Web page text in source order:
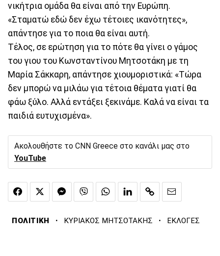
νικήτρια ομάδα θα είναι από την Ευρώπη.
«Σταματώ εδώ δεν έχω τέτοιες ικανότητες»,
απάντησε για το ποια θα είναι αυτή.
Τέλος, σε ερώτηση για το πότε θα γίνει ο γάμος
του γιου του Κωνσταντίνου Μητσοτάκη με τη
Μαρία Σάκκαρη, απάντησε χιουμοριστικά: «Τώρα
δεν μπορώ να μιλάω για τέτοια θέματα γιατί θα
φάω ξύλο. Αλλά εντάξει ξεκινάμε. Καλά να είναι τα
παιδιά ευτυχισμένα».
Ακολουθήστε το CNN Greece στο κανάλι μας στο
YouTube
ΠΟΛΙΤΙΚΗ · ΚΥΡΙΑΚΟΣ ΜΗΤΣΟΤΑΚΗΣ · ΕΚΛΟΓΕΣ